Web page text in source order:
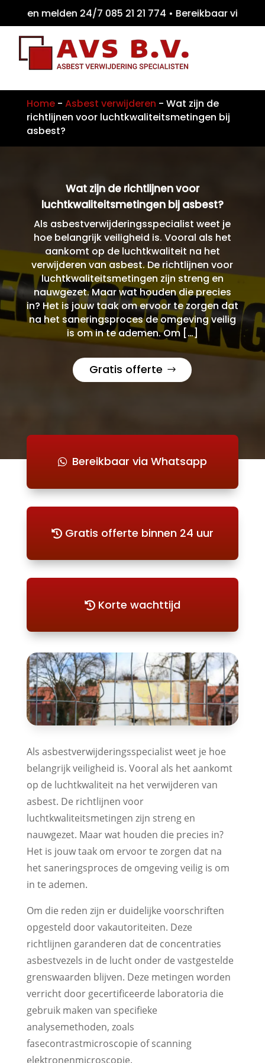
melden 24/7 085 21 21 774 •
Home- Asbest verwijderen - Wat zijn de
richtlijnen voor luchtkwaliteitsmetingen bij
asbest?
Wat zijn de richtlijnen voor
luchtkwaliteitsmetingen bij asbest?
Als asbestverwijderingsspecialist weet je
hoe belangrijk veiligheid is. Vooral als het
aankomt op de luchtkwaliteit na het
verwijderen van asbest. De richtlijnen voor
luchtkwaliteitsmetingen zijn streng en
nauwgezet. Maar wat houden die precies
in? Het is jouw taak om ervoor te zorgen dat
na het saneringsproces de omgeving veilig
is om in te ademen. Om […]
Gratis offerte
Bereikbaar via Whatsapp
Gratis offerte binnen 24 uur
Korte wachttijd
Als asbestverwijderingsspecialist weet je hoe
belangrijk veiligheid is. Vooral als het aankomt
op de luchtkwaliteit na het verwijderen van
asbest. De richtlijnen voor
luchtkwaliteitsmetingen zijn streng en
nauwgezet. Maar wat houden die precies in?
Het is jouw taak om ervoor te zorgen dat na
het saneringsproces de omgeving veilig is om
in te ademen.
Om die reden zijn er duidelijke voorschriften
opgesteld door vakautoriteiten. Deze
richtlijnen garanderen dat de concentraties
asbestvezels in de lucht onder de vastgestelde
grenswaarden blijven. Deze metingen worden
verricht door gecertificeerde laboratoria die
gebruik maken van specifieke
analysemethoden, zoals
fasecontrastmicroscopie of scanning
elektronenmicroscopie.